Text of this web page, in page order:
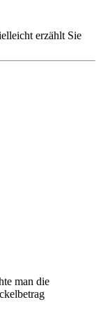
erzählt Sie
man die